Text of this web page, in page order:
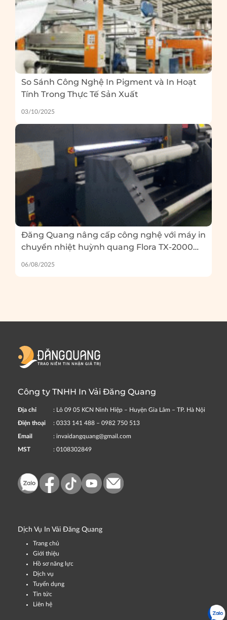
So Sánh Công Nghệ In Pigment và In Hoạt
Tính Trong Thực Tế Sản Xuất
03/10/2025
Đăng Quang nâng cấp công nghệ với máy in
chuyển nhiệt huỳnh quang Flora TX-2000
06/08/2025
Công ty TNHH In Vải Đăng Quang
Địa chỉ : Lô 09 05 KCN Ninh Hiệp – Huyện Gia Lâm – TP. Hà Nội
Điện thoại : 0333 141 488 – 0982 750 513
Email : invaidangquang@gmail.com
MST : 0108302849
Dịch Vụ In Vải Đăng Quang
Trang chủ
Giới thiệu
Hồ sơ năng lực
Dịch vụ
Tuyển dụng
Tin tức
Liên hệ